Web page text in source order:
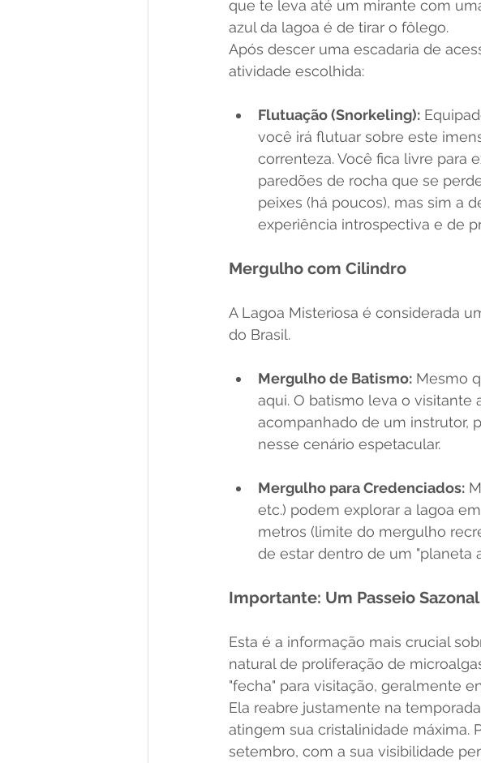
que te leva até um mirante com
azul da lagoa é de tirar o fôlego.
Após descer uma escadaria de
atividade escolhida:
Flutuação (Snorkeling):
você irá flutuar sobre este
correnteza. Você fica livre para
paredões de rocha que se
peixes (há poucos), mas sim a
experiência introspectiva e de
Mergulho com Cilindro
A Lagoa Misteriosa é considerada
do Brasil.
Mergulho de Batismo: Mesmo
aqui. O batismo leva o
acompanhado de um instrutor,
nesse cenário espetacular.
Mergulho para Credenciados:
etc.) podem explorar a lagoa
metros (limite do mergulho
de estar dentro de um "planeta
Importante: Um Passeio Sazonal
Esta é a informação mais crucial
natural de proliferação de
"fecha" para visitação, geralmente
Ela reabre justamente na
atingem sua cristalinidade máxima.
setembro, com a sua visibilidade